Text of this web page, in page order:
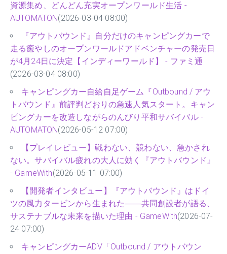
資源集め、どんどん充実オープンワールド生活 -
AUTOMATON(2026-03-04 08:00)
『アウトバウンド』自分だけのキャンピングカーで
走る癒やしのオープンワールドアドベンチャーの発売日
が4月24日に決定【インディーワールド】 - ファミ通
(2026-03-04 08:00)
キャンピングカー自給自足ゲーム『Outbound / アウ
トバウンド』前評判どおりの急速人気スタート。キャン
ピングカーを改造しながらのんびり平和サバイバル -
AUTOMATON(2026-05-12 07:00)
【プレイレビュー】戦わない、競わない、急かされ
ない。サバイバル疲れの大人に効く『アウトバウンド』
- GameWith(2026-05-11 07:00)
【開発者インタビュー】『アウトバウンド』はドイ
ツの風力タービンから生まれた――共同創設者が語る、
サステナブルな未来を描いた理由 - GameWith(2026-07-
24 07:00)
キャンピングカーADV「Outbound / アウトバウン